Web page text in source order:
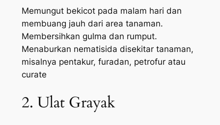
Memungut bekicot pada malam hari dan
membuang jauh dari area tanaman.
Membersihkan gulma dan rumput.
Menaburkan nematisida disekitar tanaman,
misalnya pentakur, furadan, petrofur atau
curate
2. Ulat Grayak